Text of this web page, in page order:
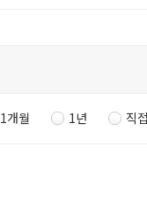
1개월 1년 직